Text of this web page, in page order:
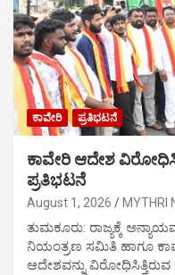
ಕಾವೇರಿ ಪ್ರತಿಭಟನೆ
ಕಾವೇರಿ ಆದೇಶ ವಿರೋಧಿಸಿ
ಪ್ರತಿಭಟನೆ
August 1, 2026 MYTHRI
ತುಮಕೂರು: ರಾಜ್ಯಕ್ಕೆ
ನಿಯಂತ್ರಣ ಸಮಿತಿ ಹಾಗೂ
ಆದೇಶವನ್ನು